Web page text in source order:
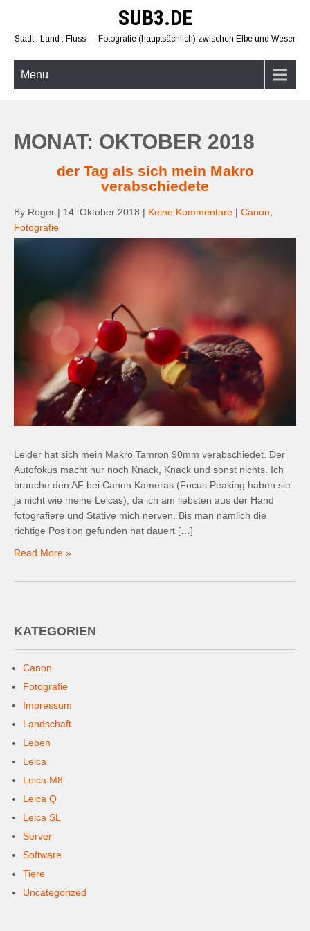
content
SUB3.DE
Stadt : Land : Fluss — Fotografie (hauptsächlich) zwischen Elbe und Weser
Menu
MONAT: OKTOBER 2018
der Tag als sich mein Makro
verabschiedete
By Roger | 14. Oktober 2018 | Keine Kommentare | Canon
Fotografie
Leider hat sich mein Makro Tamron 90mm verabschiedet. Der
Autofokus macht nur noch Knack, Knack und sonst nichts. Ich
brauche den AF bei Canon Kameras (Focus Peaking haben sie
ja nicht wie meine Leicas), da ich am liebsten aus der Hand
fotografiere und Stative mich nerven. Bis man nämlich die
richtige Position gefunden hat dauert […]
Read More »
KATEGORIEN
Canon
Fotografie
Impressum
Landschaft
Leben
Leica
Leica M8
Leica Q
Leica SL
Server
Software
Tiere
Uncategorized